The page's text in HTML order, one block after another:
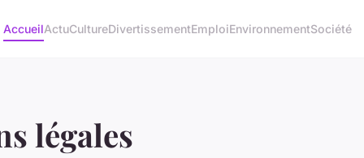
AccueilActuCultureDivertissementEmploiEnvironnementSociété
légales